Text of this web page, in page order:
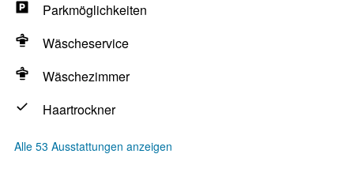
Parkmöglichkeiten
Wäscheservice
Wäschezimmer
Haartrockner
Alle 53 Ausstattungen anzeigen